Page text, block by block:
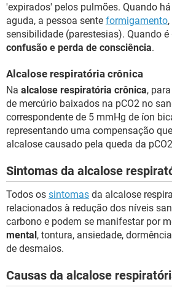
'expirados' pelos pulmões. Quando
aguda, a pessoa sente formigamento
sensibilidade (parestesias). Quando é
confusão e perda de consciência.
Alcalose respiratória crônica
Na alcalose respiratória crônica,
de mercúrio baixados na pCO2 no
correspondente de 5 mmHg de íon
representando uma compensação
alcalose causado pela queda da
Sintomas da alcalose
Todos os sintomas da alcalose
relacionados à redução dos níveis
carbono e podem se manifestar por
mental, tontura, ansiedade,
de desmaios.
Causas da alcalose